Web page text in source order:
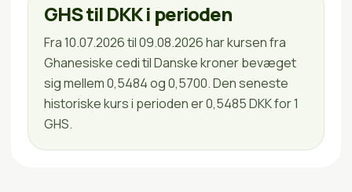
GHS til DKK i perioden
Fra 10.07.2026 til 09.08.2026 har kursen fra
Ghanesiske cedi til Danske kroner bevæget
sig mellem 0,5484 og 0,5700. Den seneste
historiske kurs i perioden er 0,5485 DKK for 1
GHS.